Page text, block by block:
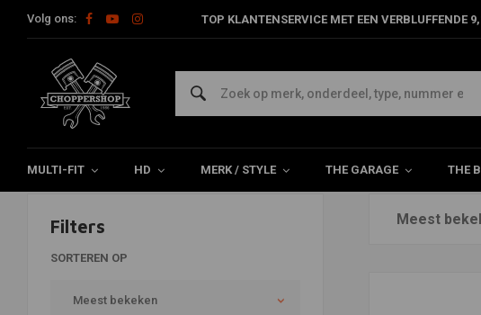
Volg ons: TOP KLANTENSERVICE MET EEN VERBLUFFENDE
MULTI-FIT HD MERK / STYLE THE GARAGE THE
Producten getagd met tail
Home Tags tail
Filters
SORTEREN OP
Meest bekeken
Meest